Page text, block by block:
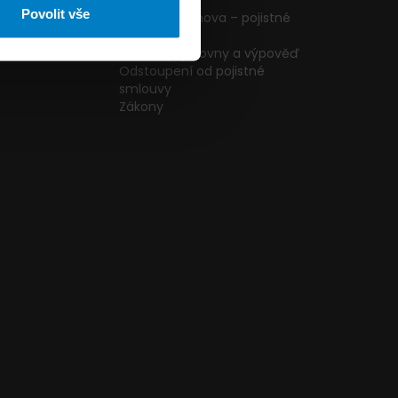
Povolit vše
Pojištění domova – pojistné
podmínky
Změna pojišťovny a výpověď
Odstoupení od pojistné
smlouvy
Zákony